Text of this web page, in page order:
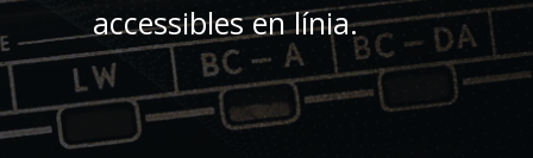
accessibles en línia.